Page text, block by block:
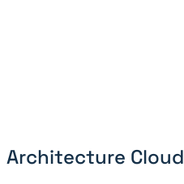
Architecture Cloud